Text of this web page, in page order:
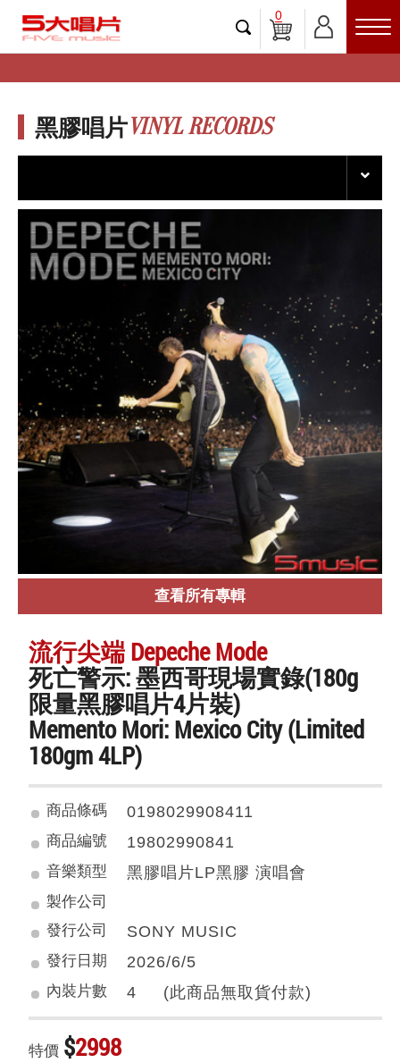
0
黑膠唱片VINYL RECORDS
查看所有專輯
流行尖端 Depeche Mode
死亡警示: 墨西哥現場實錄(180g
限量黑膠唱片4片裝)
Memento Mori: Mexico City (Limited
180gm 4LP)
商品條碼 0198029908411
商品編號 19802990841
音樂類型 黑膠唱片LP黑膠 演唱會
製作公司
發行公司
SONY MUSIC
發行日期 2026/6/5
內裝片數 4 (此商品無取貨付款)
特價 $2998